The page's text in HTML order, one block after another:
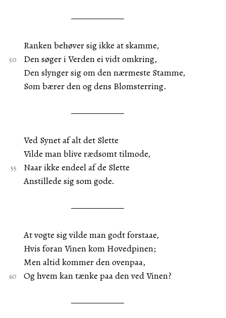
Ranken behøver sig ikke at skamme,
Den søger i Verden ei vidt omkring,
Den slynger sig om den nærmeste Stamme,
Som bærer den og dens Blomsterring.
Ved Synet af alt det Slette
Vilde man blive rædsomt tilmode,
Naar ikke endeel af de Slette
Anstillede sig som gode.
At vogte sig vilde man godt forstaae,
Hvis foran Vinen kom Hovedpinen;
Men altid kommer den ovenpaa,
Og hvem kan tænke paa den ved Vinen?